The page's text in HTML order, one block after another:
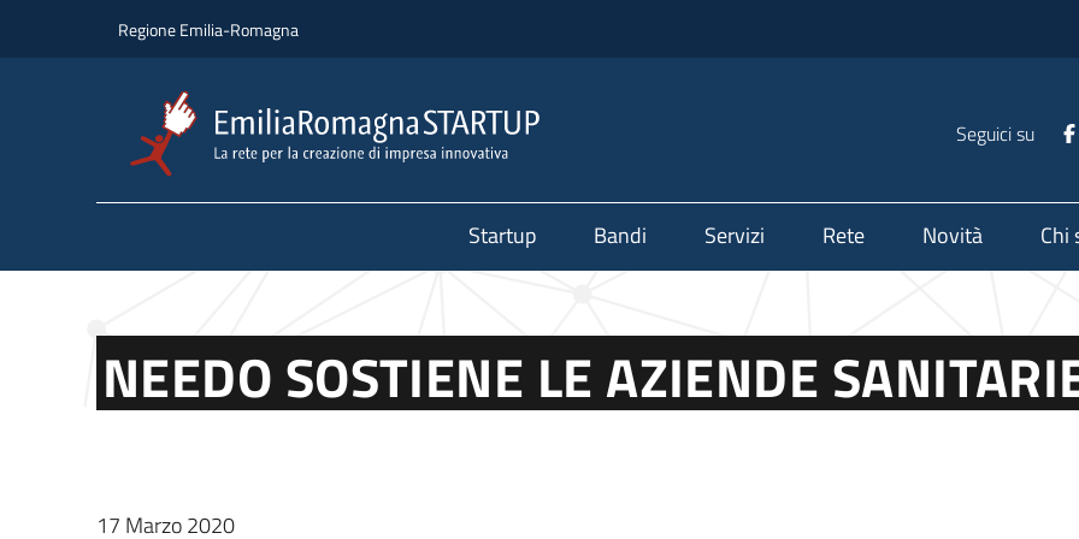
Regione Emilia-Romagna
Seguici su
Startup Bandi Servizi Rete Novità Chi
NEEDO SOSTIENE LE AZIENDE
17 Marzo 2020